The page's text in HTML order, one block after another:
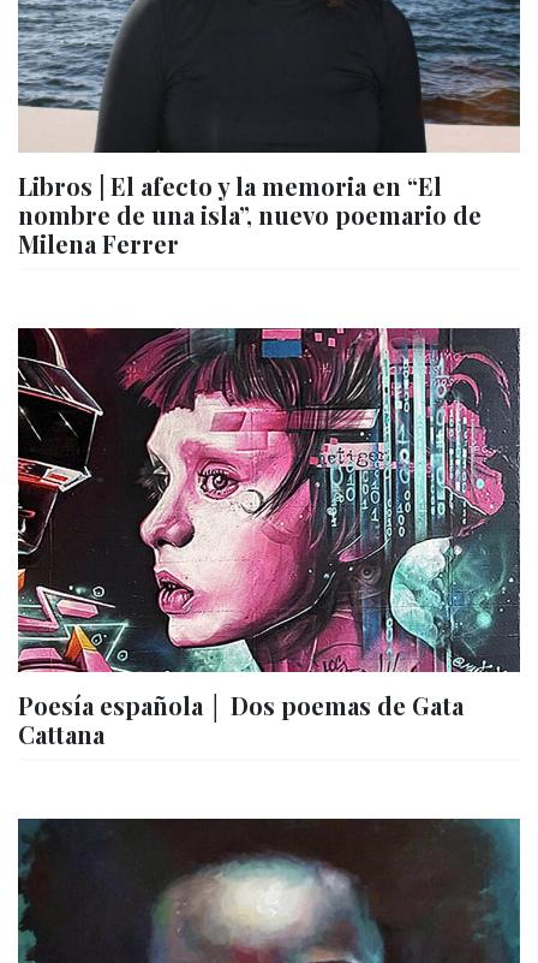
Libros | El afecto y la memoria en “El
nombre de una isla”, nuevo poemario de
Milena Ferrer
Poesía española │ Dos poemas de Gata
Cattana